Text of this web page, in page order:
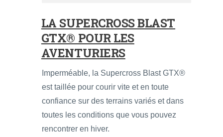
LA SUPERCROSS BLAST
GTX® POUR LES
AVENTURIERS
Imperméable, la Supercross Blast GTX®
est taillée pour courir vite et en toute
confiance sur des terrains variés et dans
toutes les conditions que vous pouvez
rencontrer en hiver.